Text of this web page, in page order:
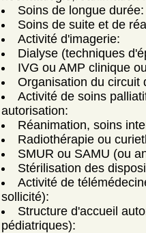
Soins de longue durée:
Soins de suite et de
Activité d'imagerie:
Dialyse (techniques
IVG ou AMP clinique
Organisation du circuit
Activité de soins
autorisation:
Réanimation, soins
Radiothérapie ou
SMUR ou SAMU (ou
Stérilisation des
Activité de
sollicité):
Structure d'accueil
pédiatriques):